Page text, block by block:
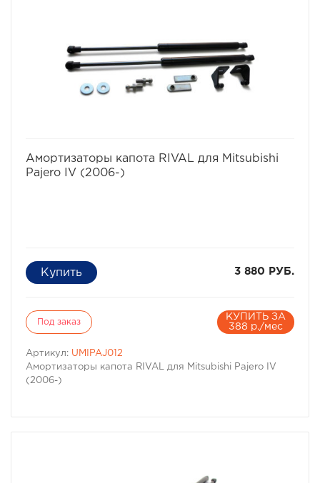
Амортизаторы капота RIVAL для Mitsubishi
Pajero IV (2006-)
3 880 РУБ.
Под заказ
КУПИТЬ ЗА
388 р./мес
Артикул: UMIPAJ012
Амортизаторы капота RIVAL для Mitsubishi Pajero IV
(2006-)